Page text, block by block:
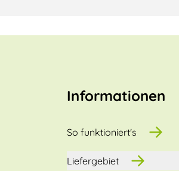
Informationen
So funktioniert's
Liefergebiet